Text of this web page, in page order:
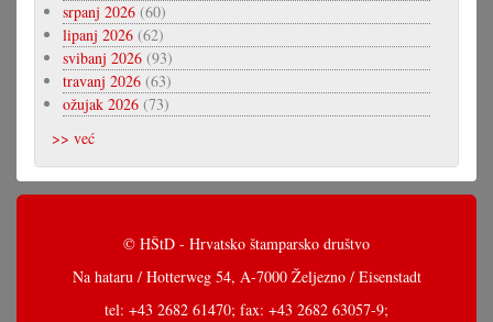
srpanj 2026 (60)
lipanj 2026 (62)
svibanj 2026 (93)
travanj 2026 (63)
ožujak 2026 (73)
>> već
© HŠtD - Hrvatsko štamparsko društvo
Na hataru / Hotterweg 54, A-7000 Željezno / Eisenstadt
tel: +43 2682 61470; fax: +43 2682 63057-9;